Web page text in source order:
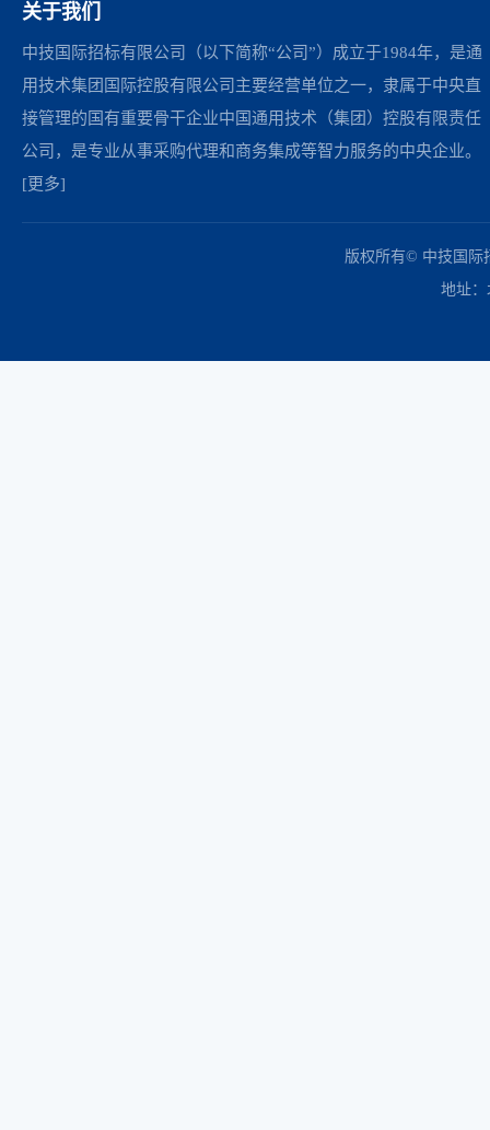
关于我们
中技国际招标有限公司（以下简称“公司”）成立于1984年，是通
用技术集团国际控股有限公司主要经营单位之一，隶属于中央直
接管理的国有重要骨干企业中国通用技术（集团）控股有限责任
公司，是专业从事采购代理和商务集成等智力服务的中央企业。
[更多]
版权所有© 中技国际
地址：